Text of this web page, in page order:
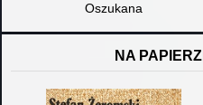
Oszukana
NA